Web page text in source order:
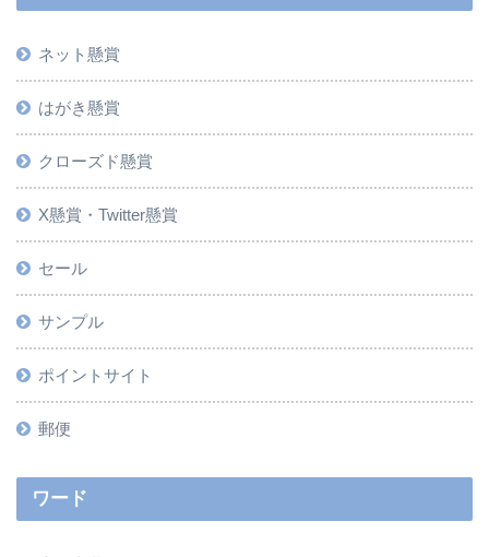
ネット懸賞
はがき懸賞
クローズド懸賞
X懸賞・Twitter懸賞
セール
サンプル
ポイントサイト
郵便
ワード